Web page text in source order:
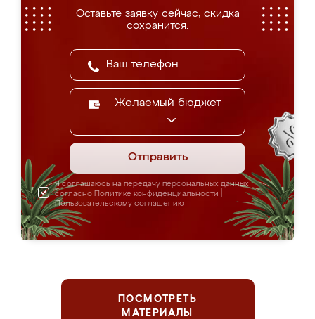
Оставьте заявку сейчас, скидка
сохранится.
Желаемый бюджет
Отправить
Я соглашаюсь на передачу персональных данных
согласно Политике конфиденциальности
Пользовательскому соглашению
ПОСМОТРЕТЬ
МАТЕРИАЛЫ